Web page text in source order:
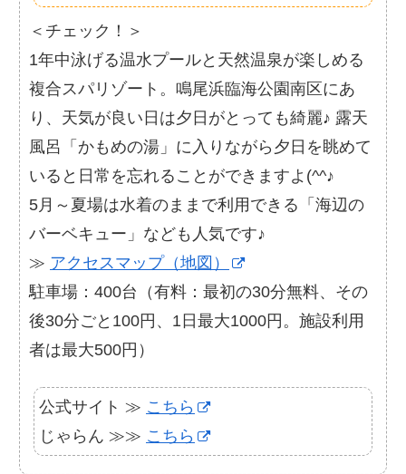
＜チェック！＞
1年中泳げる温水プールと天然温泉が楽しめる
複合スパリゾート。鳴尾浜臨海公園南区にあ
り、天気が良い日は夕日がとっても綺麗♪ 露天
風呂「かもめの湯」に入りながら夕日を眺めて
いると日常を忘れることができますよ(^^♪
5月～夏場は水着のままで利用できる「海辺の
バーベキュー」なども人気です♪
≫ アクセスマップ（地図）
駐車場：400台（有料：最初の30分無料、その
後30分ごと100円、1日最大1000円。施設利用
者は最大500円）
公式サイト ≫ こちら
じゃらん ≫≫ こちら